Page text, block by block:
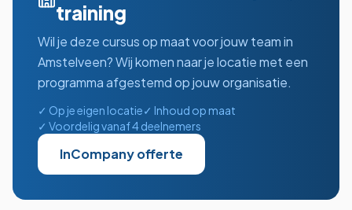
training
Wil je deze cursus op maat voor jouw team in
Amstelveen? Wij komen naar je locatie met een
programma afgestemd op jouw organisatie.
✓ Op je eigen locatie✓ Inhoud op maat
✓ Voordelig vanaf 4 deelnemers
InCompany offerte